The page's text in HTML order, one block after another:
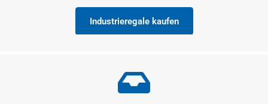
Industrieregale kaufen